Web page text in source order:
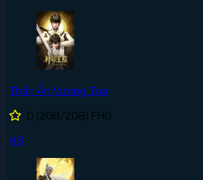
Thần Ấn Vương Tọa
0 (208/208) FHD
#8